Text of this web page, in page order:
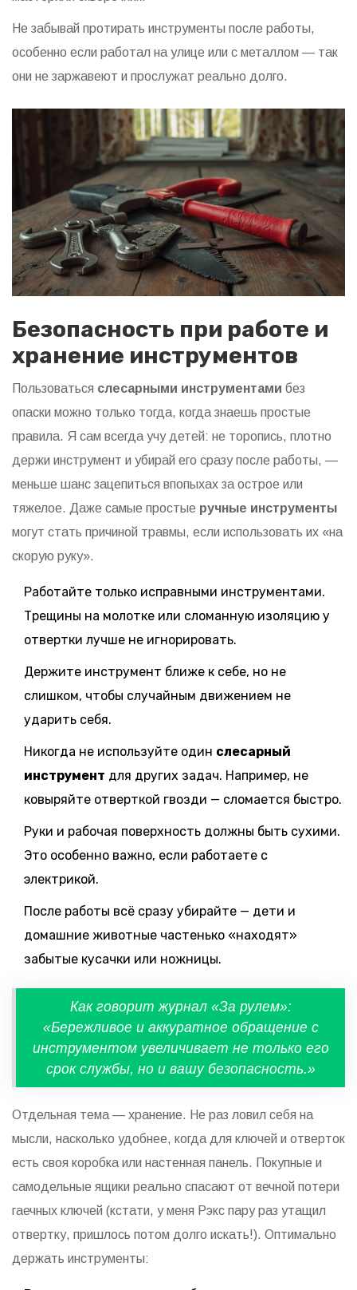
Не забывай протирать инструменты после работы,
особенно если работал на улице или с металлом — так
они не заржавеют и прослужат реально долго.
Безопасность при работе и
хранение инструментов
Пользоваться слесарными инструментами без
опаски можно только тогда, когда знаешь простые
правила. Я сам всегда учу детей: не торопись, плотно
держи инструмент и убирай его сразу после работы, —
меньше шанс зацепиться впопыхах за острое или
тяжелое. Даже самые простые ручные инструменты
могут стать причиной травмы, если использовать их «на
скорую руку».
Работайте только исправными инструментами.
Трещины на молотке или сломанную изоляцию у
отвертки лучше не игнорировать.
Держите инструмент ближе к себе, но не
слишком, чтобы случайным движением не
ударить себя.
Никогда не используйте один слесарный
инструмент для других задач. Например, не
ковыряйте отверткой гвозди — сломается быстро.
Руки и рабочая поверхность должны быть сухими.
Это особенно важно, если работаете с
электрикой.
После работы всё сразу убирайте — дети и
домашние животные частенько «находят»
забытые кусачки или ножницы.
Как говорит журнал «За рулем»:
«Бережливое и аккуратное обращение с
инструментом увеличивает не только его
срок службы, но и вашу безопасность.»
Отдельная тема — хранение. Не раз ловил себя на
мысли, насколько удобнее, когда для ключей и отверток
есть своя коробка или настенная панель. Покупные и
самодельные ящики реально спасают от вечной потери
гаечных ключей (кстати, у меня Рэкс пару раз утащил
отвертку, пришлось потом долго искать!). Оптимально
держать инструменты: